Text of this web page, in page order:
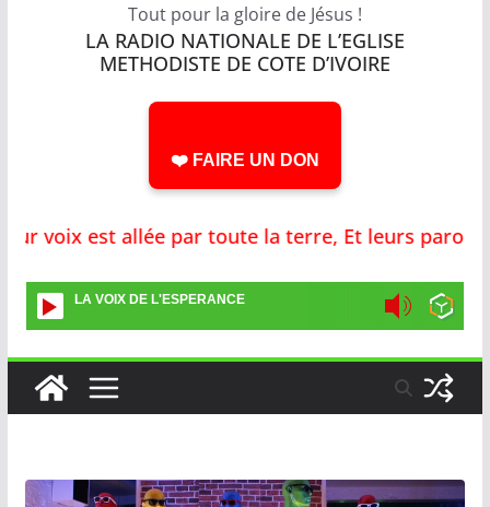
Tout pour la gloire de Jésus !
LA RADIO NATIONALE DE L’EGLISE
METHODISTE DE COTE D’IVOIRE
❤️ FAIRE UN DON
est allée par toute la terre, Et leurs paroles
LA VOIX DE L'ESPERANCE